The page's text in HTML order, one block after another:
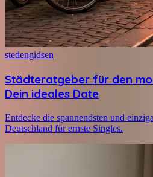
stedengidsen
Städteratgeber für den
Dein ideales Date
Entdecke die spannendsten und
Deutschland für ernste Singles.